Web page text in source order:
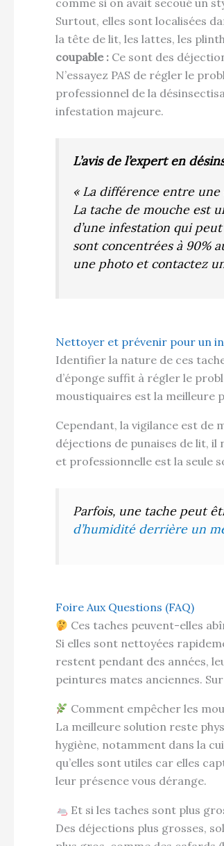
Surtout, elles sont localisées
la tête de lit, les lattes, les
coupable : Ce sont des
N’essayez PAS de régler le
professionnel de la
infestation majeure.
L’avis de l’expert en
« La différence entre
La tache de mouche est
d’une infestation qui
sont concentrées à 90%
une photo et contactez
Nettoyer et prévenir pour un
Identifier la nature de ces
d’éponge suffit à régler le
moustiquaires est la meilleure
Cependant, la vigilance est de
déjections de punaises de lit,
et professionnelle est la
Parfois, une tache peut
d’humidité derrière un
Foire Aux Questions (FAQ)
Ces taches peuvent-elles
Si elles sont nettoyées
restent pendant des années,
peintures mates anciennes.
Comment empêcher les
La meilleure solution reste
hygiène, notamment dans la
qu’elles sont utiles car elles
leur présence vous dérange.
Et si les taches sont plus
Des déjections plus grosses,